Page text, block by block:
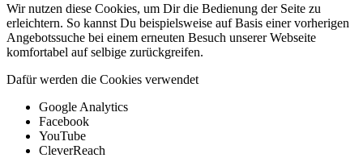
Wir nutzen diese Cookies, um Dir die Bedienung der Seite zu
erleichtern. So kannst Du beispielsweise auf Basis einer vorherigen
Angebotssuche bei einem erneuten Besuch unserer Webseite
komfortabel auf selbige zurückgreifen.
Dafür werden die Cookies verwendet
Google Analytics
Facebook
YouTube
CleverReach